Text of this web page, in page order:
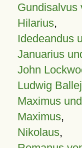
Gundisalvus
Hilarius,
Idedeandus
Januarius
John
Ludwig
Maximus
Maximus,
Nikolaus,